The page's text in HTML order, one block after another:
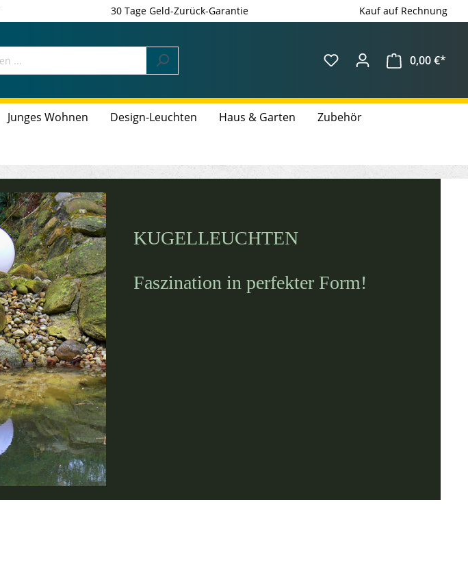
30 Tage Geld-Zurück-Garantie Kauf auf Rechnung
0,00 €*
Junges Wohnen Design-Leuchten Haus & Garten Zubehör
KUGELLEUCHTEN
Faszination in perfekter Form!